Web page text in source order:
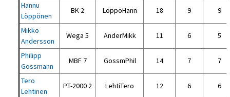
Hannu
Löppönen
BK 2 LöppöHann 18 9 9
Mikko
Andersson
Wega 5 AnderMikk 11 6 5
Philipp
Gossmann
MBF 7 GossmPhil 14 7 7
Tero
Lehtinen
PT-2000 2 LehtiTero 12 6 6